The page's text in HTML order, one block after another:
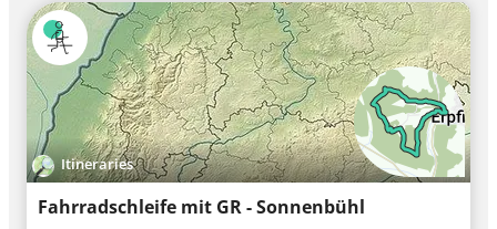
Itineraries
Fahrradschleife mit GR - Sonnenbühl